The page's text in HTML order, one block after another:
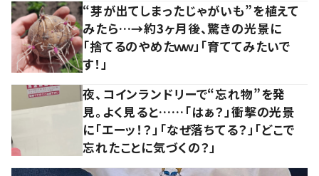
“芽が出てしまったじゃがいも”を植えて
みたら…→約3ヶ月後、驚きの光景に
「捨てるのやめたｗｗ」「育ててみたいで
す！」
夜、コインランドリーで“忘れ物”を発
見。よく見ると……「はぁ？」衝撃の光景
に「エーッ！？」「なぜ落ちてる？」「どこで
忘れたことに気づくの？」